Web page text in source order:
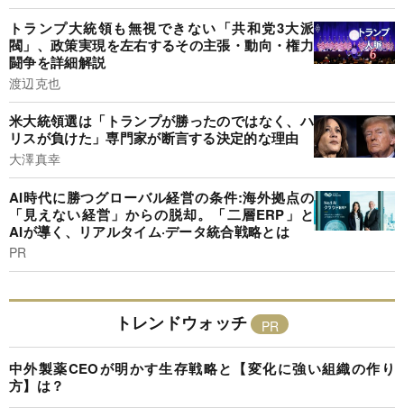
トランプ大統領も無視できない「共和党3大派
閥」、政策実現を左右するその主張・動向・権力
闘争を詳細解説
渡辺克也
米大統領選は「トランプが勝ったのではなく、ハ
リスが負けた」専門家が断言する決定的な理由
大澤真幸
AI時代に勝つグローバル経営の条件:海外拠点の
「見えない経営」からの脱却。「二層ERP」と
AIが導く、リアルタイム·データ統合戦略とは
PR
トレンドウォッチ
中外製薬CEOが明かす生存戦略と【変化に強い組織の作り
方】は？